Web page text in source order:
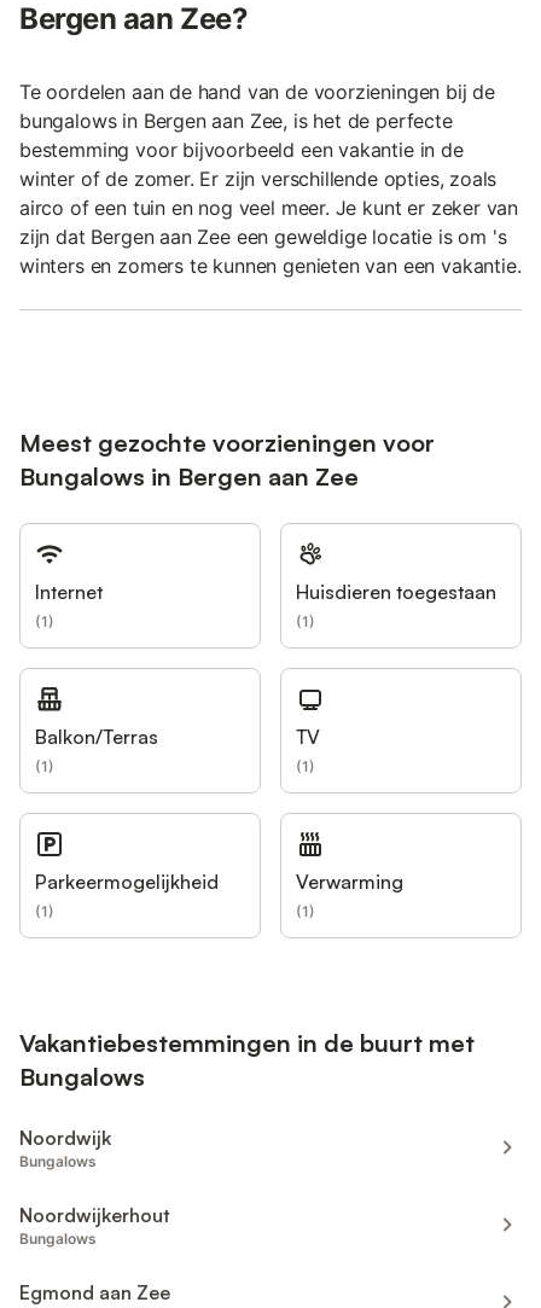
Bergen aan Zee?
Te oordelen aan de hand van de voorzieningen bij de
bungalows in Bergen aan Zee, is het de perfecte
bestemming voor bijvoorbeeld een vakantie in de
winter of de zomer. Er zijn verschillende opties, zoals
airco of een tuin en nog veel meer. Je kunt er zeker van
zijn dat Bergen aan Zee een geweldige locatie is om 's
winters en zomers te kunnen genieten van een vakantie.
Meest gezochte voorzieningen voor
Bungalows in Bergen aan Zee
Internet
(1)
Huisdieren toegestaan
(1)
Balkon/Terras
(1)
TV
(1)
Parkeermogelijkheid
(1)
Verwarming
(1)
Vakantiebestemmingen in de buurt met
Bungalows
Noordwijk
Bungalows
Noordwijkerhout
Bungalows
Egmond aan Zee